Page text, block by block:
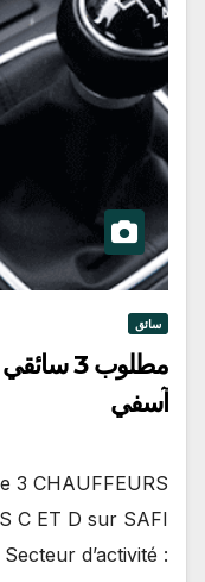
سائق
مطلوب 3
آسفي
3 CHAUFFEURS
C ET D sur SAFI
d’activité :